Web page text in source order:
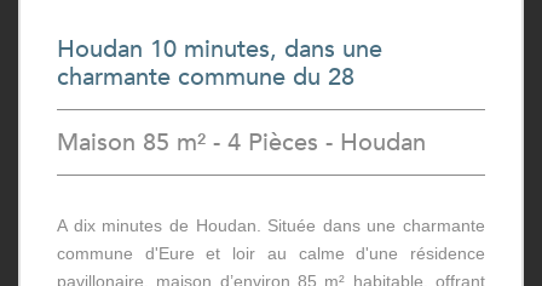
Houdan 10 minutes, dans une
charmante commune du 28
Maison 85 m² - 4 Pièces - Houdan
A dix minutes de Houdan. Située dans une charmante
commune d'Eure et loir au calme d'une résidence
pavillonaire, maison d’environ 85 m² habitable, offrant